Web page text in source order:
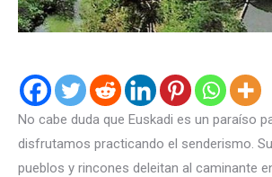
No cabe duda que Euskadi es un paraíso
disfrutamos practicando el senderismo.
pueblos y rincones deleitan al caminante